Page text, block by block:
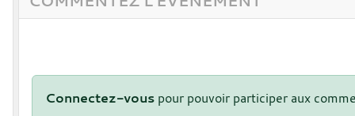
Connectez-vous pour pouvoir participer aux